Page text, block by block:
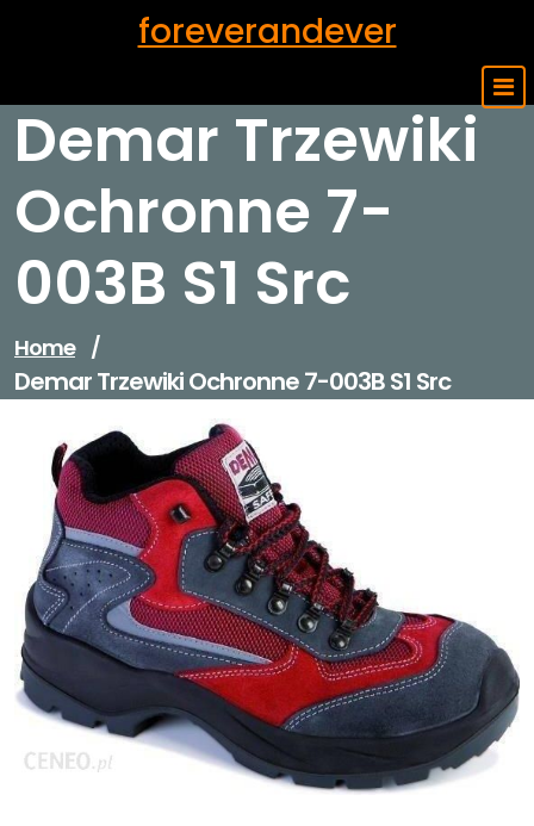
foreverandever
Demar Trzewiki
Ochronne 7-
003B S1 Src
Home /
Demar Trzewiki Ochronne 7-003B S1 Src